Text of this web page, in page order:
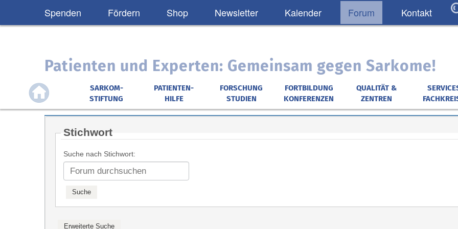
Spenden Fördern Shop Newsletter Kalender Forum Kontakt
Patienten und Experten: Gemeinsam gegen Sarkome!
SARKOM-
STIFTUNG
PATIENTEN-
HILFE
FORSCHUNG
STUDIEN
FORTBILDUNG
KONFERENZEN
QUALITÄT &
ZENTREN
Stichwort
Suche nach Stichwort: